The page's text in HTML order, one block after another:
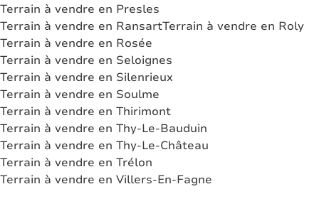
Terrain à vendre en Presles
Terrain à vendre en RansartTerrain à vendre en Roly
Terrain à vendre en Rosée
Terrain à vendre en Seloignes
Terrain à vendre en Silenrieux
Terrain à vendre en Soulme
Terrain à vendre en Thirimont
Terrain à vendre en Thy-Le-Bauduin
Terrain à vendre en Thy-Le-Château
Terrain à vendre en Trélon
Terrain à vendre en Villers-En-Fagne